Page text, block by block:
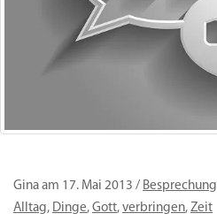
Gina am 17. Mai 2013 / Besprechung
Alltag, Dinge, Gott, verbringen, Zeit